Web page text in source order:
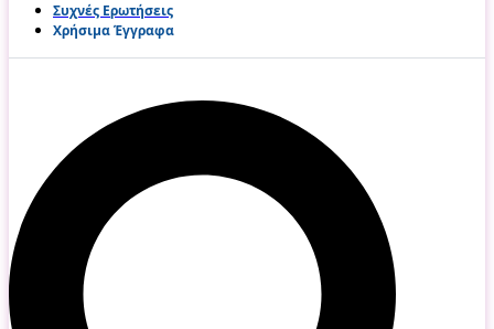
Συχνές Ερωτήσεις
Χρήσιμα Έγγραφα